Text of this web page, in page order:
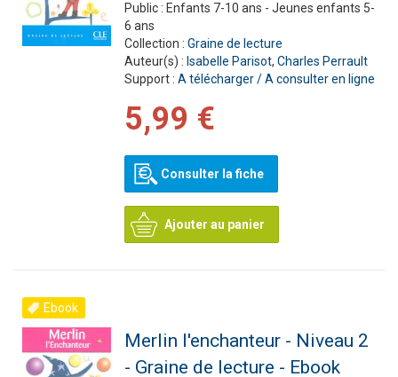
Public : Enfants 7-10 ans - Jeunes enfants 5-
6 ans
Collection : Graine de lecture
Auteur(s) : Isabelle Parisot, Charles Perrault
Support : A télécharger / A consulter en ligne
5,99 €
Consulter la fiche
Ajouter au panier
Ebook
Merlin l'enchanteur - Niveau 2
- Graine de lecture - Ebook